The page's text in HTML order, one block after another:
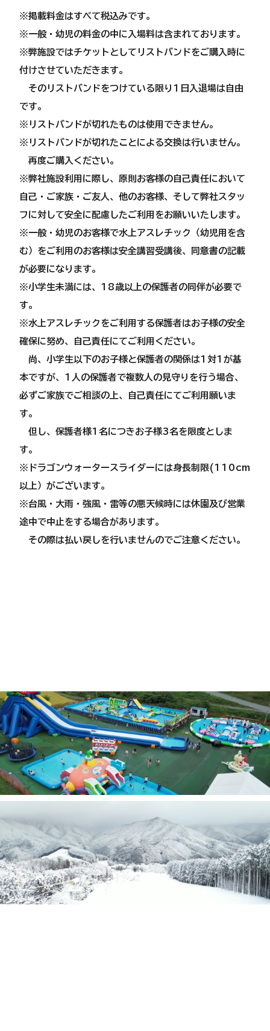
※掲載料金はすべて税込みです。
※一般・幼児の料金の中に入場料は含まれております。
※弊施設ではチケットとしてリストバンドをご購入時に
付けさせていただきます。
そのリストバンドをつけている限り1日入退場は自由
です。
※リストバンドが切れたものは使用できません。
※リストバンドが切れたことによる交換は行いません。
再度ご購入ください。
※弊社施設利用に際し、原則お客様の自己責任において
自己・ご家族・ご友人、他のお客様、そして弊社スタッ
フに対して安全に配慮したご利用をお願いいたします。
​※一般・幼児のお客様で水上アスレチック（幼児用を含
む）をご利用のお客様は安全講習受講後、同意書の記載
が必要になります。
※小学生未満には、18歳以上の保護者の同伴が必要で
す。
​※水上アスレチックをご利用する保護者はお子様の安全
確保に努め、自己責任にてご利用ください。
尚、小学生以下のお子様と保護者の関係は1対1が基
本ですが、1人の保護者で複数人の見守りを行う場合、
必ずご家族でご相談の上、自己責任にてご利用願いま
す。
但し、保護者様1名につきお子様3名を限度としま
す。
※ドラゴンウォータースライダーには身長制限(110cm
以上）がございます。
※台風・大雨・強風・雷等の悪天候時には休園及び営業
途中で中止をする場合があります。
その際は払い戻しを行いませんのでご注意ください。